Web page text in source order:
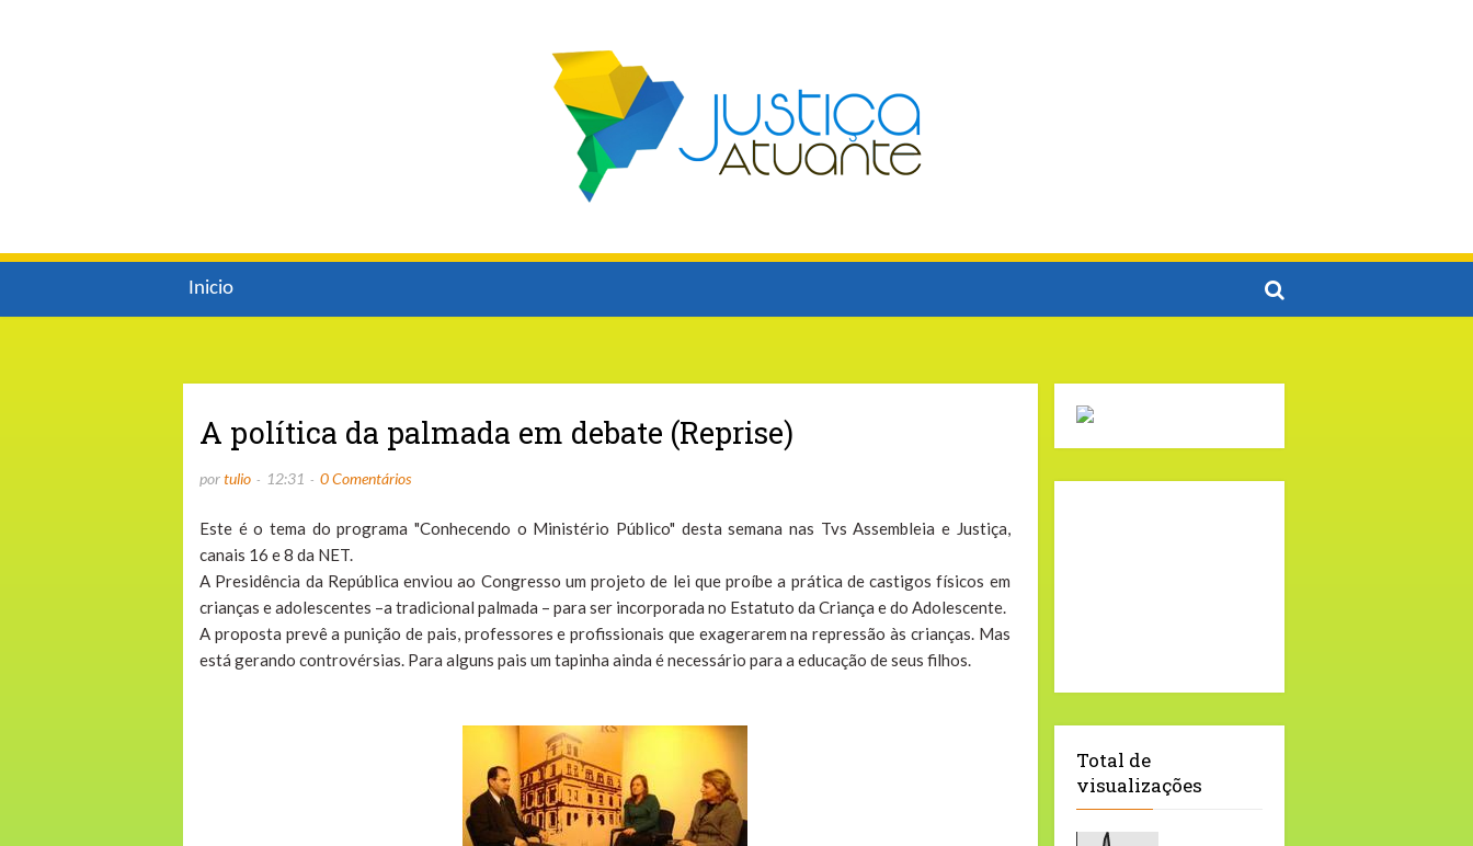
Inicio
A política da palmada em debate (Reprise)
portulio 12:31 0 Comentários
Este é o tema do programa "Conhecendo o Ministério Público" desta semana nas Tvs Assembleia e Justiça,
canais 16 e 8 da NET.
A Presidência da República enviou ao Congresso um projeto de lei que proíbe a prática de castigos físicos em
crianças e adolescentes –a tradicional palmada – para ser incorporada no Estatuto da Criança e do Adolescente.
A proposta prevê a punição de pais, professores e profissionais que exagerarem na repressão às crianças. Mas
está gerando controvérsias. Para alguns pais um tapinha ainda é necessário para a educação de seus filhos.
Total de
visualizações